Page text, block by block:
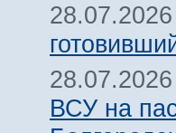
ВСУ на